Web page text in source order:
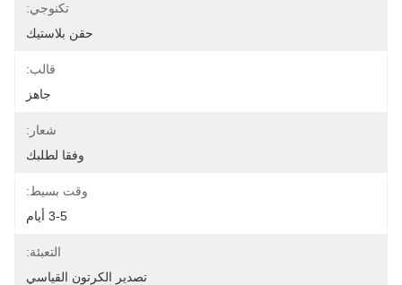
تكنوجي:
حقن بلاستيك
قالب:
جاهز
شعار:
وفقا لطلبك
وقت بسيط:
3-5 أيام
التعبئة:
تصدير الكرتون القياسي